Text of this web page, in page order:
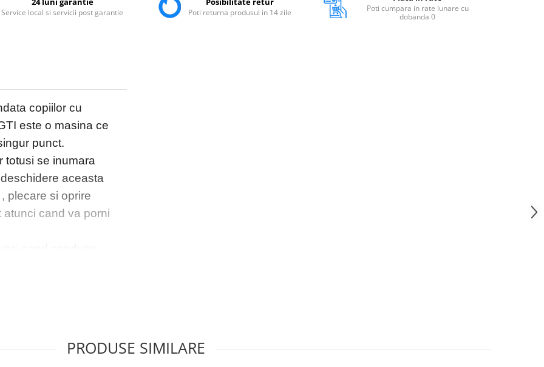
Service local si servicii post garantie Poti returna produsul in 14 zile
Poti cumpara in rate lunare cu
dobanda 0
copiilor cu
este o masina ce
punct.
totusi se inumara
aceasta
plecare si oprire
cand va porni
un music player
prin conexiune jack
de a
PRODUSE SIMILARE